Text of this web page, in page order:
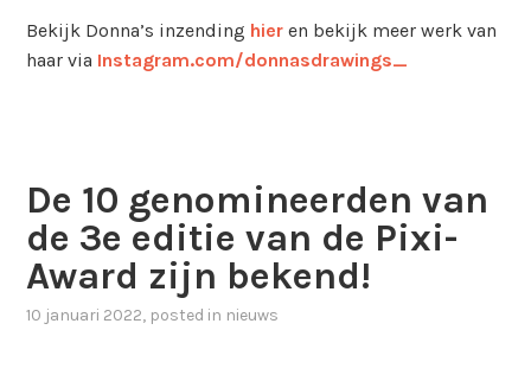
Bekijk Donna’s inzending hieren bekijk meer werk van
haar via Instagram.com/donnasdrawings_
De 10 genomineerden van
de 3e editie van de Pixi-
Award zijn bekend!
10 januari 2022, posted in nieuws